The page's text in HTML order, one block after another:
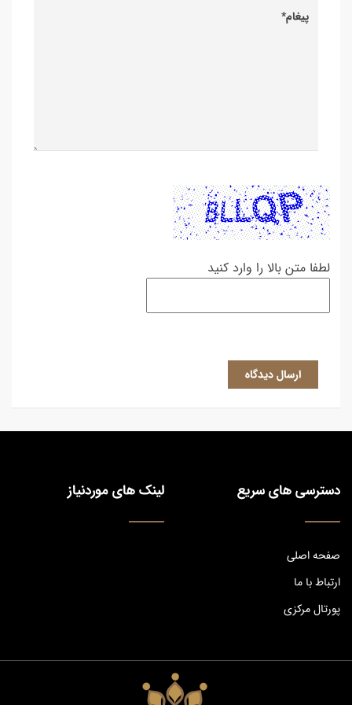
لطفا متن بالا را وارد کنید
ارسال دیدگاه
دسترسی های سریع
صفحه اصلی
ارتباط با ما
پورتال مرکزی
لینک های موردنیاز